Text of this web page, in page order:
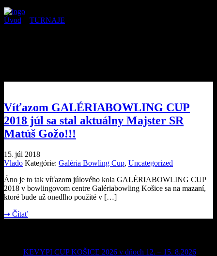
Úvod TURNAJE
Víťazom GALÉRIABOWLING CUP
2018 júl sa stal aktuálny Majster SR
Matúš Gožo!!!
15. júl 2018
Vlado Kategórie: Galéria Bowling Cup, Uncategorized
Áno je to tak víťazom júlového kola GALÉRIABOWLING CUP
2018 v bowlingovom centre Galériabowling Košice sa na mazaní,
ktoré bude už onedlho použité v […]
➞ Čítať
KEVYPI CUP KOŠICE 2026 v dňoch 12. – 15. 8.2026